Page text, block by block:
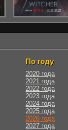
По году
2020 года
2021 года
2022 года
2023 года
2024 года
2025 года
2026 года
2027 года